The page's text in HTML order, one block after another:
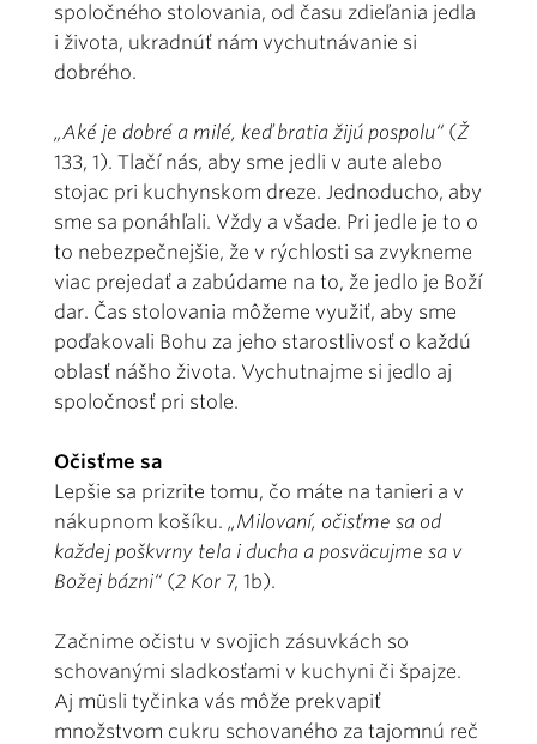
spoločného stolovania, od času zdieľania jedla
i života, ukradnúť nám vychutnávanie si
dobrého.
„Aké je dobré a milé, keď bratia žijú pospolu“ (Ž
133, 1). Tlačí nás, aby sme jedli v aute alebo
stojac pri kuchynskom dreze. Jednoducho, aby
sme sa ponáhľali. Vždy a všade. Pri jedle je to o
to nebezpečnejšie, že v rýchlosti sa zvykneme
viac prejedať a zabúdame na to, že jedlo je Boží
dar. Čas stolovania môžeme využiť, aby sme
poďakovali Bohu za jeho starostlivosť o každú
oblasť nášho života. Vychutnajme si jedlo aj
spoločnosť pri stole.
Očisťme sa
Lepšie sa prizrite tomu, čo máte na tanieri a v
nákupnom košíku. „Milovaní, očisťme sa od
každej poškvrny tela i ducha a posväcujme sa v
Božej bázni“ (2 Kor 7, 1b).
Začnime očistu v svojich zásuvkách so
schovanými sladkosťami v kuchyni či špajze.
Aj müsli tyčinka vás môže prekvapiť
množstvom cukru schovaného za tajomnú reč